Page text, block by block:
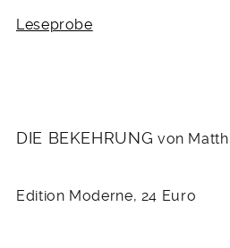
Leseprobe
DIE BEKEHRUNG von
Edition Moderne, 24 Euro